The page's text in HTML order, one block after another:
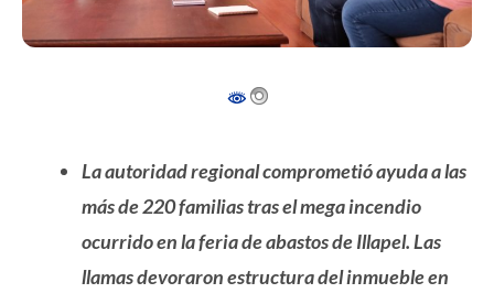
La autoridad regional comprometió ayuda a las
más de 220 familias tras el mega incendio
ocurrido en la feria de abastos de Illapel. Las
llamas devoraron estructura del inmueble en